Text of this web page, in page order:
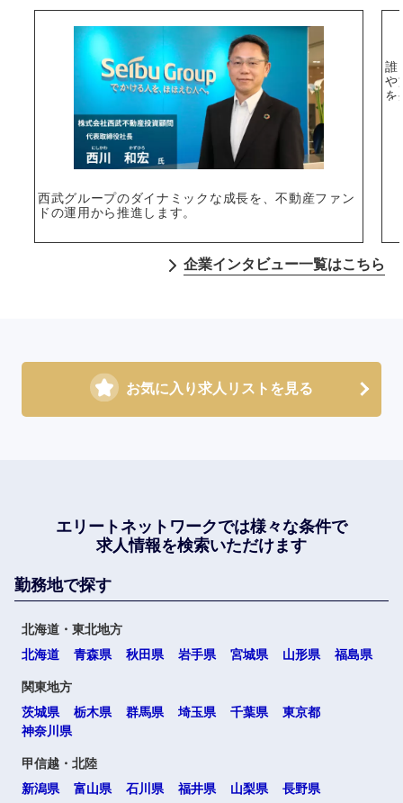
西武グループのダイナミックな成長を、不動産ファン
ドの運用から推進します。
誰
や
を
企業インタビュー一覧はこちら
お気に入り求人リストを見る
エリートネットワークでは様々な条件で
求人情報を検索いただけます
勤務地で探す
北海道・東北地方
北海道
青森県 秋田県 岩手県 宮城県 山形県 福島県
関東地方
茨城県
栃木県 群馬県 埼玉県 千葉県
東京都
神奈川県
甲信越・北陸
新潟県
富山県 石川県 福井県 山梨県 長野県